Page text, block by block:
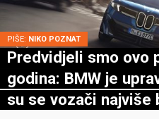
PIŠE: NIKO POZNAT
Predvidjeli smo ovo
godina: BMW je
su se vozači najviše